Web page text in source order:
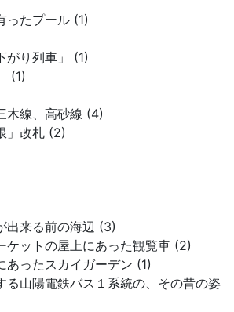
ったプール (1)
がり列車」 (1)
(1)
木線、高砂線 (4)
」改札 (2)
出来る前の海辺 (3)
ケットの屋上にあった観覧車 (2)
あったスカイガーデン (1)
る山陽電鉄バス１系統の、その昔の姿